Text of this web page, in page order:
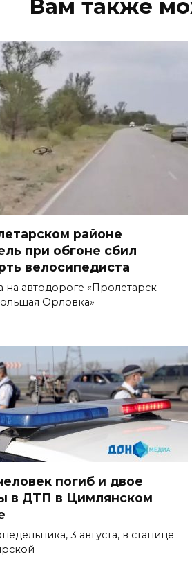
Вам также
районе
при обгоне сбил
велосипедиста
на автодороге «Пролетарск-
Орловка»
погиб и двое
в ДТП в Цимлянском
3 августа, в станице